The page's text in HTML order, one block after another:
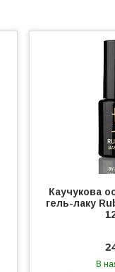
Каучукова
гель-лаку
В